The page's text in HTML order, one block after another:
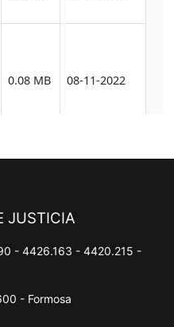
JUSTICIA
- 4426.163 - 4420.215 -
- Formosa